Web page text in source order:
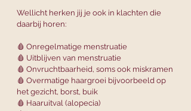
Wellicht herken jij je ook in klachten die
daarbij horen:
🩸 Onregelmatige menstruatie
🩸 Uitblijven van menstruatie
🩸 Onvruchtbaarheid, soms ook miskramen
🩸 Overmatige haargroei bijvoorbeeld op
het gezicht, borst, buik
🩸 Haaruitval (alopecia)